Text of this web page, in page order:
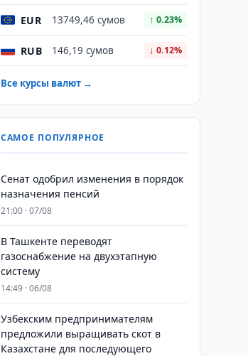
EUR 13749,46 сумов ↑ 0.23%
RUB 146,19 сумов ↓ 0.12%
Все курсы валют →
САМОЕ ПОПУЛЯРНОЕ
Сенат одобрил изменения в порядок
назначения пенсий
21:00 · 07/08
В Ташкенте переводят
газоснабжение на двухэтапную
систему
14:49 · 06/08
Узбекским предпринимателям
предложили выращивать скот в
Казахстане для последующего